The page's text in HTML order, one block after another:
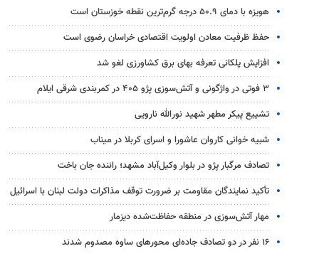
هویزه با دمای ۵۰.۹ درجه گرم‌ترین نقطه خوزستان است
حفظ ظرفیت معادن اولویت اقتصادی خراسان رضوی است
افزایش پلکانی تعرفه بهای برق کشاورزی لغو شد
۳ فوتی در واژگونی و آتش‌سوزی پژو ۴۰۵ در کمربندی شرقی ایلام
تشییع پیکر مطهر شهید نورالله نارویی
شبیه خوانی کاروان عاشورا و اسرای کربلا در میناب
تصادف مرگبار پژو در بلوار وکیل‌آباد مشهد؛ راننده جان باخت
تأکید نمایندگان مقاومت بر ضرورت توقف مذاکرات دولت لبنان با اسرائیل
مهار آتش‌سوزی در منطقه حفاظت‌شده دیزمار
۱۶ نفر در دو تصادف جاده‌ای محورهای ساوه مصدوم شدند